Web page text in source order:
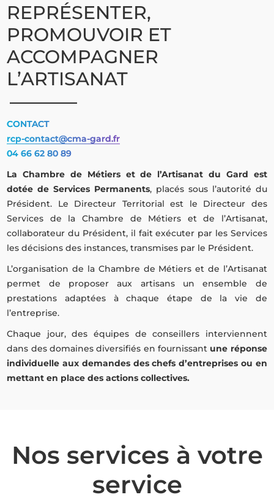
REPRÉSENTER,
PROMOUVOIR ET
ACCOMPAGNER
L’ARTISANAT
CONTACT
rcp-contact@cma-gard.fr
04 66 62 80 89
La Chambre de Métiers et de l’Artisanat du Gard est
dotée de Services Permanents, placés sous l’autorité du
Président. Le Directeur Territorial est le Directeur des
Services de la Chambre de Métiers et de l’Artisanat,
collaborateur du Président, il fait exécuter par les Services
les décisions des instances, transmises par le Président.
L’organisation de la Chambre de Métiers et de l’Artisanat
permet de proposer aux artisans un ensemble de
prestations adaptées à chaque étape de la vie de
l’entreprise.
Chaque jour, des équipes de conseillers interviennent
dans des domaines diversifiés en fournissant une réponse
individuelle aux demandes des chefs d’entreprises ou en
mettant en place des actions collectives.
Nos services à votre
service